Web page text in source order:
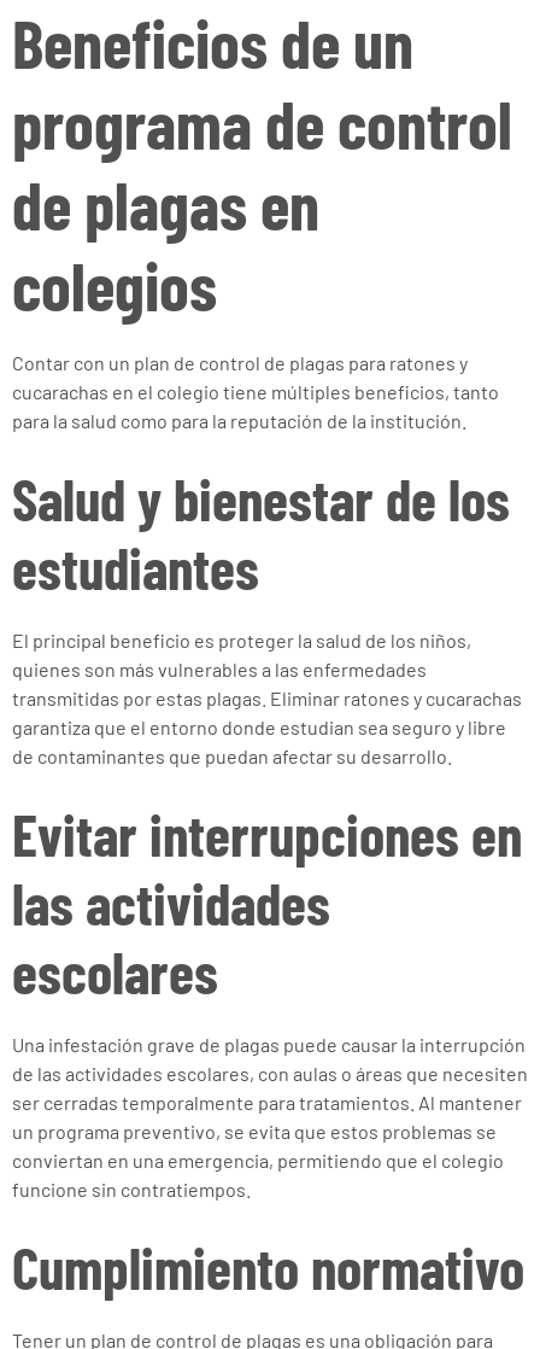
Beneficios de un
programa de control
de plagas en
colegios
Contar con un plan de control de plagas para ratones y
cucarachas en el colegio tiene múltiples beneficios, tanto
para la salud como para la reputación de la institución.
Salud y bienestar de los
estudiantes
El principal beneficio es proteger la salud de los niños,
quienes son más vulnerables a las enfermedades
transmitidas por estas plagas. Eliminar ratones y cucarachas
garantiza que el entorno donde estudian sea seguro y libre
de contaminantes que puedan afectar su desarrollo.
Evitar interrupciones en
las actividades
escolares
Una infestación grave de plagas puede causar la interrupción
de las actividades escolares, con aulas o áreas que necesiten
ser cerradas temporalmente para tratamientos. Al mantener
un programa preventivo, se evita que estos problemas se
conviertan en una emergencia, permitiendo que el colegio
funcione sin contratiempos.
Cumplimiento normativo
Tener un plan de control de plagas es una obligación para